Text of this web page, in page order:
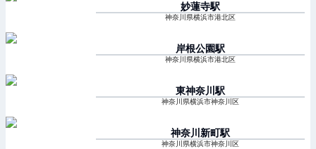
妙蓮寺駅
神奈川県横浜市港北区
岸根公園駅
神奈川県横浜市港北区
東神奈川 駅
神奈川県横浜市神奈川区
神奈川新町駅
神奈川県横浜市神奈川区